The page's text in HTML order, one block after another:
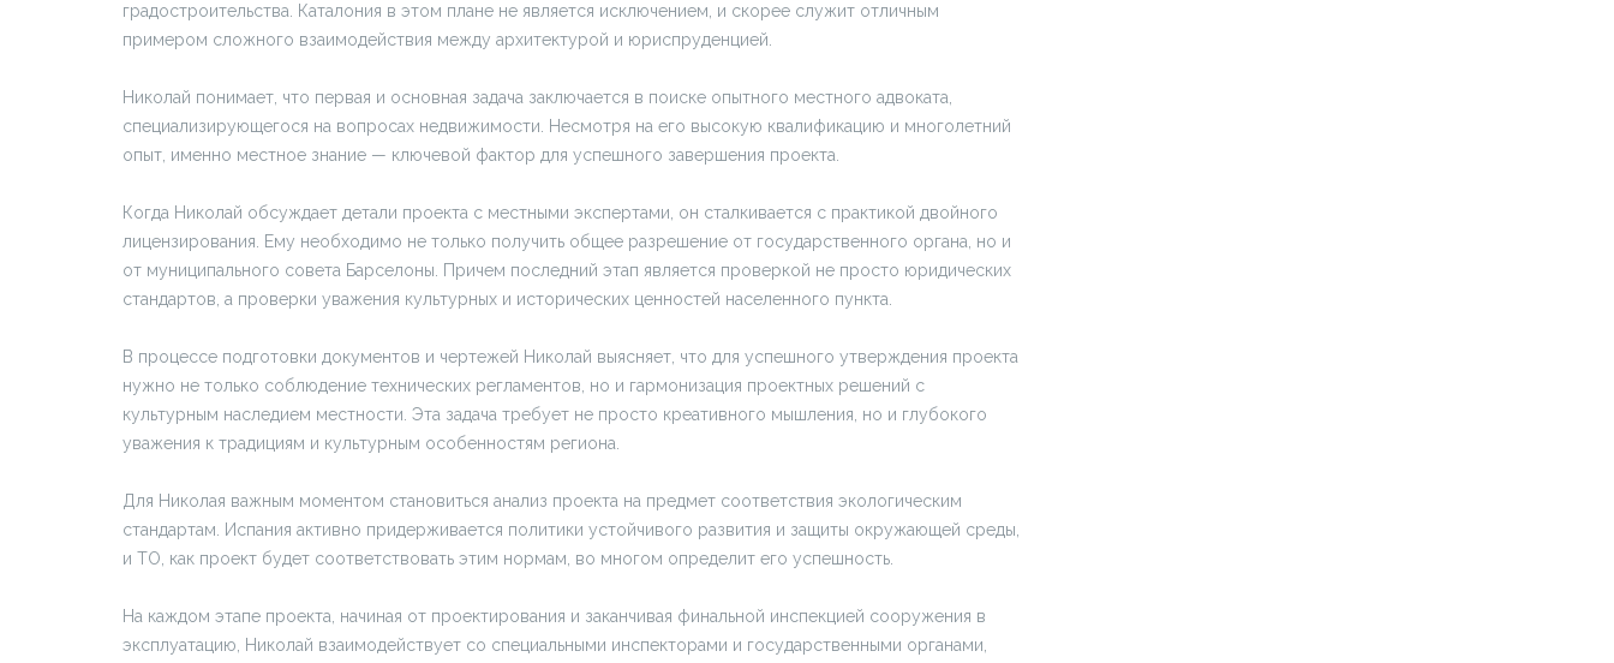
градостроительства. Каталония в этом плане не является исключением, и скорее служит отличным
примером сложного взаимодействия между архитектурой и юриспруденцией.
Николай понимает, что первая и основная задача заключается в поиске опытного местного адвоката,
специализирующегося на вопросах недвижимости. Несмотря на его высокую квалификацию и многолетний
опыт, именно местное знание — ключевой фактор для успешного завершения проекта.
Когда Николай обсуждает детали проекта с местными экспертами, он сталкивается с практикой двойного
лицензирования. Ему необходимо не только получить общее разрешение от государственного органа, но и
от муниципального совета Барселоны. Причем последний этап является проверкой не просто юридических
стандартов, а проверки уважения культурных и исторических ценностей населенного пункта.
В процессе подготовки документов и чертежей Николай выясняет, что для успешного утверждения проекта
нужно не только соблюдение технических регламентов, но и гармонизация проектных решений с
культурным наследием местности. Эта задача требует не просто креативного мышления, но и глубокого
уважения к традициям и культурным особенностям региона.
Для Николая важным моментом становиться анализ проекта на предмет соответствия экологическим
стандартам. Испания активно придерживается политики устойчивого развития и защиты окружающей среды,
и ТО, как проект будет соответствовать этим нормам, во многом определит его успешность.
На каждом этапе проекта, начиная от проектирования и заканчивая финальной инспекцией сооружения в
эксплуатацию, Николай взаимодействует со специальными инспекторами и государственными органами,